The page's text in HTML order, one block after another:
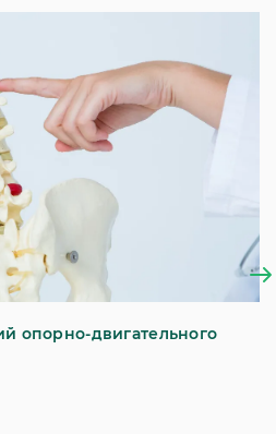
опорно-двигательного